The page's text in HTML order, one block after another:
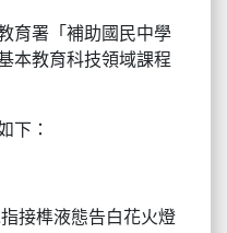
育署「補助國民中學
本教育科技領域課程
下：
接榫液態告白花火燈